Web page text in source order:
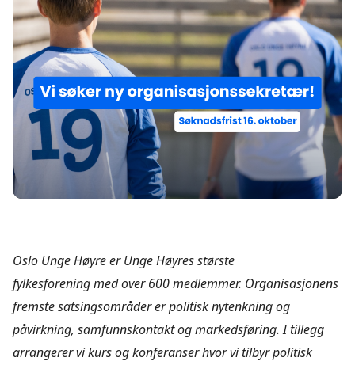
Oslo Unge Høyre er Unge Høyres største
fylkesforening med over 600 medlemmer. Organisasjonens
fremste satsingsområder er politisk nytenkning og
påvirkning, samfunnskontakt og markedsføring. I tillegg
arrangerer vi kurs og konferanser hvor vi tilbyr politisk